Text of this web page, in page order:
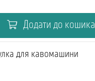
Додати до кошика
для кавомашини